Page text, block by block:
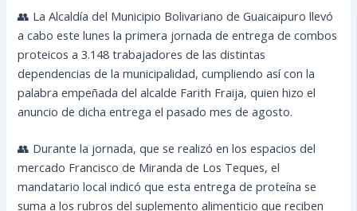
👥 La Alcaldía del Municipio Bolivariano de Guaicaipuro llevó
a cabo este lunes la primera jornada de entrega de combos
proteicos a 3.148 trabajadores de las distintas
dependencias de la municipalidad, cumpliendo así con la
palabra empeñada del alcalde Farith Fraija, quien hizo el
anuncio de dicha entrega el pasado mes de agosto.
👥 Durante la jornada, que se realizó en los espacios del
mercado Francisco de Miranda de Los Teques, el
mandatario local indicó que esta entrega de proteína se
suma a los rubros del suplemento alimenticio que reciben